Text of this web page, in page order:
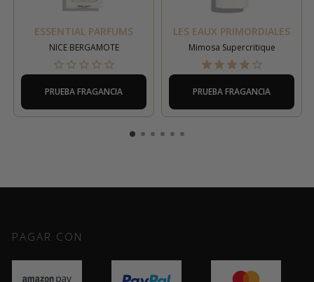
ESSENTIAL PARFUMS
NICE BERGAMOTE
PRUEBA FRAGANCIA
LES EAUX PRIMORDIALES
Mimosa Supercritique
PRUEBA FRAGANCIA
PAGAR CON